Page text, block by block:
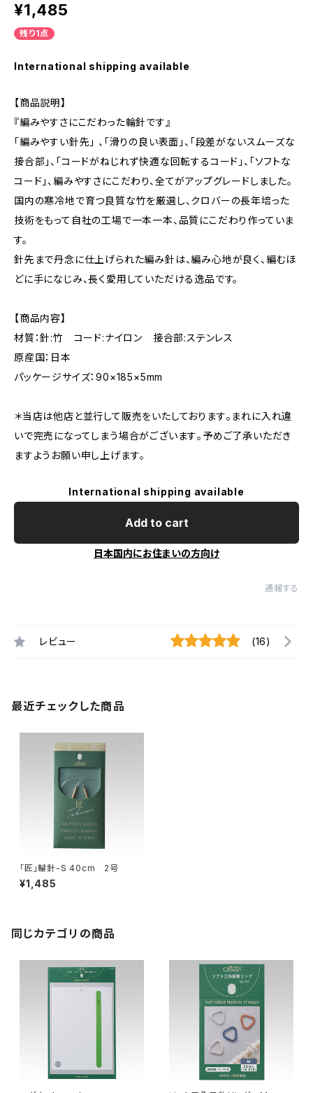
¥1,485
残り1点
International shipping available
【商品説明】
『編みやすさにこだわった輪針です』
「編みやすい針先」 、「滑りの良い表面」、「段差がないスムーズな
接合部」、「コードがねじれず快適な回転するコード」、「ソフトな
コード」、編みやすさにこだわり、全てがアップグレードしました。
国内の寒冷地で育つ良質な竹を厳選し、クロバーの長年培った
技術をもって自社の工場で一本一本、品質にこだわり作っていま
す。
針先まで丹念に仕上げられた編み針は、編み心地が良く、編むほ
どに手になじみ、長く愛用していただける逸品です。
【商品内容】
材質：針:竹 コード:ナイロン 接合部:ステンレス
原産国：日本
パッケージサイズ：90×185×5mm
＊当店は他店と並行して販売をいたしております｡まれに入れ違
いで完売になってしまう場合がございます｡予めご了承いただき
ますようお願い申し上げます｡
International shipping available
Add to cart
日本国内にお住まいの方向け
通報する
レビュー (16)
最近チェックした商品
「匠」輪針-S 40cm 2号
¥1,485
同じカテゴリの商品